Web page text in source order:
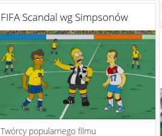
FIFA Scandal wg Simpsonów
Twórcy popularnego filmu